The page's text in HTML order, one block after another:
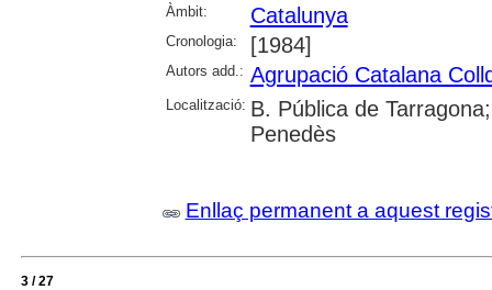
Àmbit:
Catalunya
Cronologia: [1984]
Autors add.: Agrupació Catalana
Localització: B. Pública de
Penedès
Enllaç permanent a aquest
3 / 27